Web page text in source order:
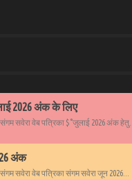
2026 अंक के लिए
सवेरा वेब पत्रिका $°जुलाई 2026 अंक हेतु...
अंक
सवेरा वेब पत्रिका संगम सवेरा जून 2026...